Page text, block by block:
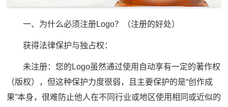
一、为什么必须注册Logo？（注册的好处）
获得法律保护与独占权：
未注册：您的Logo虽然通过使用自动享有一定的著作权
（版权），但这种保护力度很弱，且主要保护的是“创作成
果”本身，很难防止他人在不同行业或地区使用相同或近似的